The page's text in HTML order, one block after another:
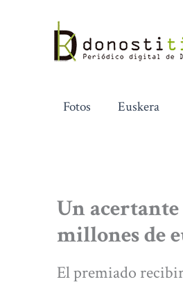
contenido
Fotos Euskera
Un
millones de
El premiado